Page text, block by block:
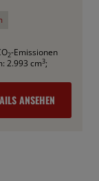
2-Emissionen
2.993 cm3;
ANSEHEN